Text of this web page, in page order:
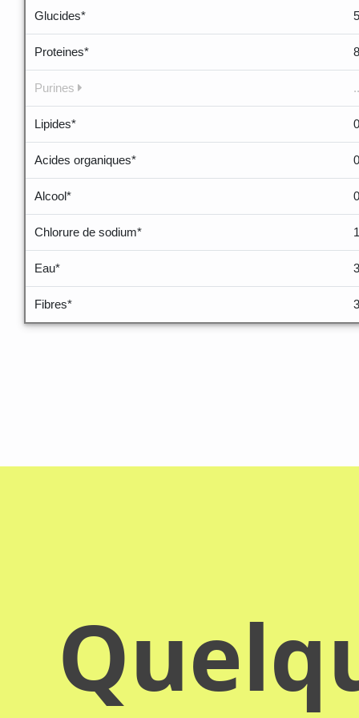
Glucides*
Proteines*
Purines
Lipides*
Acides organiques*
Alcool*
Chlorure de sodium*
Eau*
Fibres*